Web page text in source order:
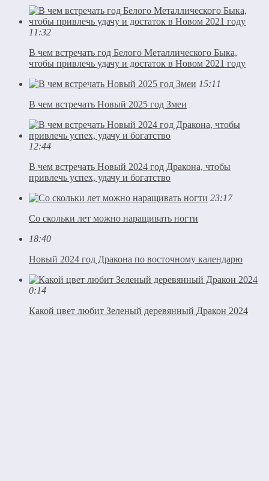
11:32
В чем встречать год Белого Металлического Быка,
чтобы привлечь удачу и достаток в Новом 2021 году
15:11
В чем встречать Новый 2025 год Змеи
12:44
В чем встречать Новый 2024 год Дракона, чтобы
привлечь успех, удачу и богатство
23:17
Со скольки лет можно наращивать ногти
18:40
Новый 2024 год Дракона по восточному календарю
0:14
Какой цвет любит Зеленый деревянный Дракон 2024